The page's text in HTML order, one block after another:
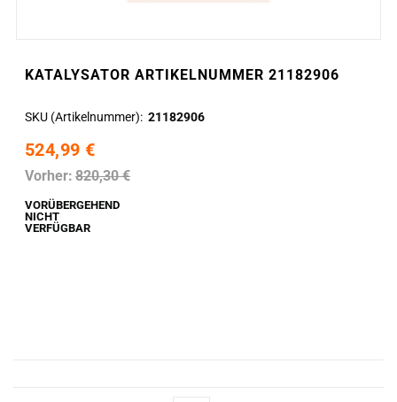
KATALYSATOR ARTIKELNUMMER 21182906
SKU (Artikelnummer) 21182906
524,99 €
Vorher: 820,30 €
VORÜBERGEHEND
NICHT
VERFÜGBAR